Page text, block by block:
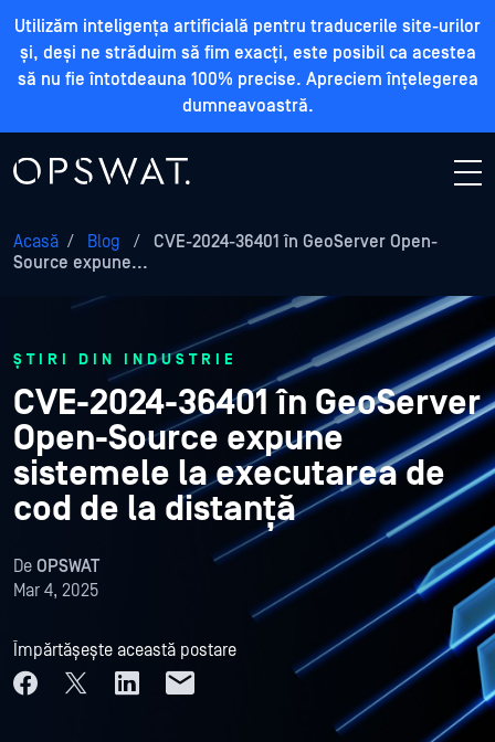
Utilizăm inteligența artificială pentru traducerile site-urilor
și, deși ne străduim să fim exacți, este posibil ca acestea
să nu fie întotdeauna 100% precise. Apreciem înțelegerea
dumneavoastră.
Acasă / Blog /
CVE-2024-36401 în GeoServer Open-
Source expune...
ȘTIRI DIN INDUSTRIE
CVE-2024-36401 în GeoServer
Open-Source expune
sistemele la executarea de
cod de la distanță
De OPSWAT
Mar 4, 2025
Împărtășește această postare